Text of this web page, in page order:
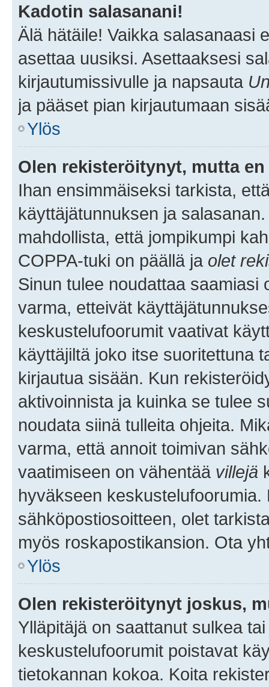
Kadotin salasanani!
Älä hätäile! Vaikka salasanaasi
asettaa uusiksi. Asettaaksesi
kirjautumissivulle ja napsauta
ja pääset pian kirjautumaan
Ylös
Olen rekisteröitynyt, mutta
Ihan ensimmäiseksi tarkista,
käyttäjätunnuksen ja
mahdollista, että jompikumpi
COPPA-tuki on päällä ja olet
Sinun tulee noudattaa saamiasi
varma, etteivät
keskustelufoorumit vaativat
käyttäjiltä joko itse suoritettuna
kirjautua sisään. Kun
aktivoinnista ja kuinka se tulee
noudata siinä tulleita ohjeita.
varma, että annoit toimivan
vaatimiseen on vähentää villejä
hyväkseen
sähköpostiosoitteen, olet
myös roskapostikansion. Ota
Ylös
Olen rekisteröitynyt joskus,
Ylläpitäjä on saattanut sulkea
keskustelufoorumit poistavat
tietokannan kokoa. Koita